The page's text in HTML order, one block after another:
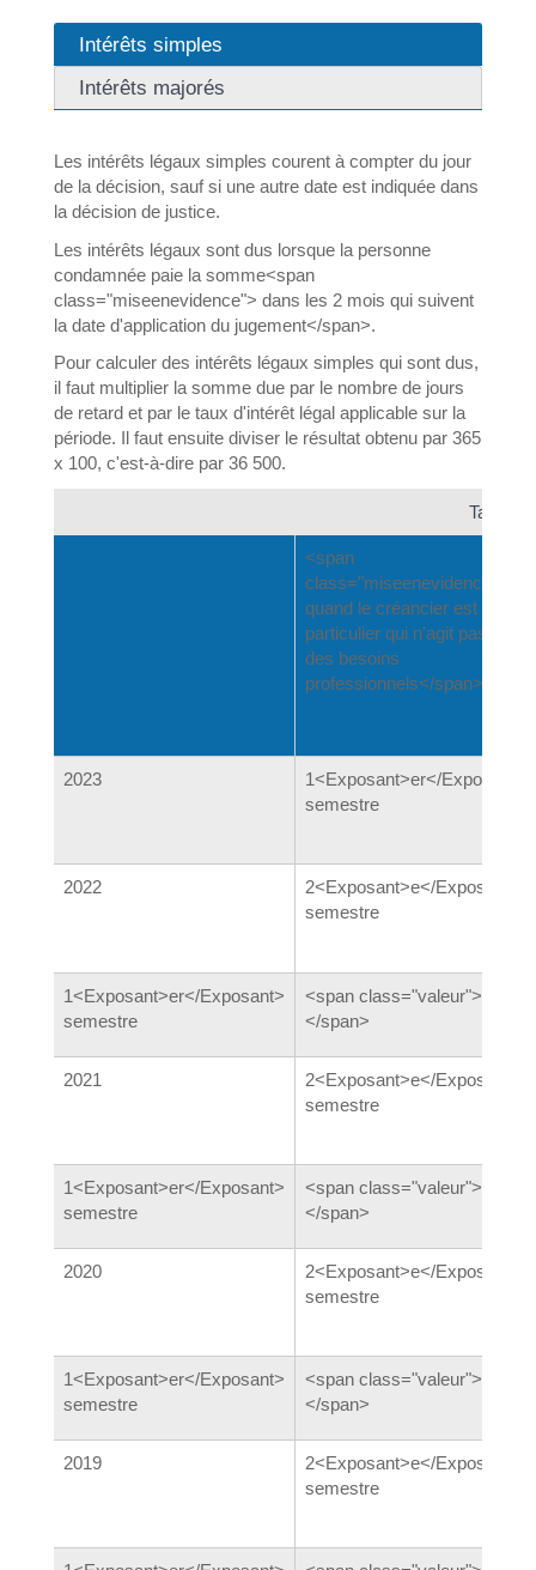
Intérêts simples
Intérêts majorés
Les intérêts légaux simples courent à compter du jour
de la décision, sauf si une autre date est indiquée dans
la décision de justice.
Les intérêts légaux sont dus lorsque la personne
condamnée paie la somme<span
class="miseenevidence"> dans les 2 mois qui suivent
la date d'application du jugement</span>.
Pour calculer des intérêts légaux simples qui sont dus,
il faut multiplier la somme due par le nombre de jours
de retard et par le taux d'intérêt légal applicable sur la
période. Il faut ensuite diviser le résultat obtenu par 365
x 100, c'est-à-dire par 36 500.
Taux
<span
quand le créancier est un
particulier qui n'agit pas pour
des besoins
professionnels</span>
2023
1<Exposant>er</Exposant>
semestre
2022
2<Exposant>e</Exposant>
semestre
1<Exposant>er</Exposant>
semestre
<span class="valeur">3,13 %
</span>
2021
2<Exposant>e</Exposant>
semestre
1<Exposant>er</Exposant>
semestre
<span class="valeur">3,14 %
</span>
2020
2<Exposant>e</Exposant>
semestre
1<Exposant>er</Exposant>
semestre
<span class="valeur">3,15 %
</span>
2019
2<Exposant>e</Exposant>
semestre